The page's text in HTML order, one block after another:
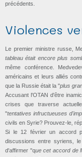
précédents.
Violences
Le premier ministre russe,
tableau était encore plus
même conférence.
américains et leurs alliés
que la Russie était la "plus
Accusant l'OTAN d'être
crises que traverse
"tentatives infructueuses
civils en Syrie? Prouvez-le,
Si le 12 février un accord
discussions entre syriens,
d'affirmer "que cet accord de